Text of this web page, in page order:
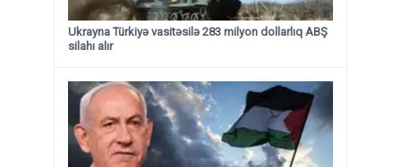
Ukrayna Türkiyə vasitəsilə 283 milyon dollarlıq ABŞ
silahı alır